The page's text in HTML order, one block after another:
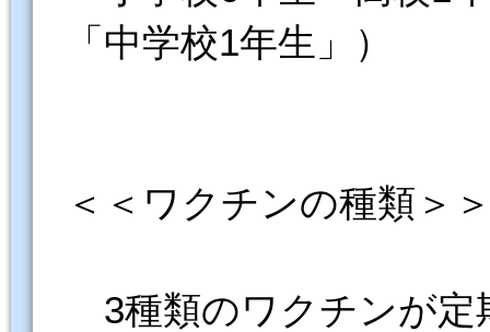
「中学校1年生」）
＜＜ワクチンの種類＞
3種類のワクチンが定